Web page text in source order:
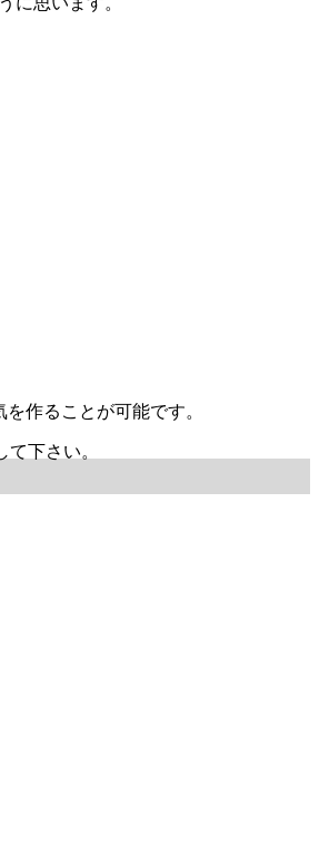
作ることが可能です。
下さい。